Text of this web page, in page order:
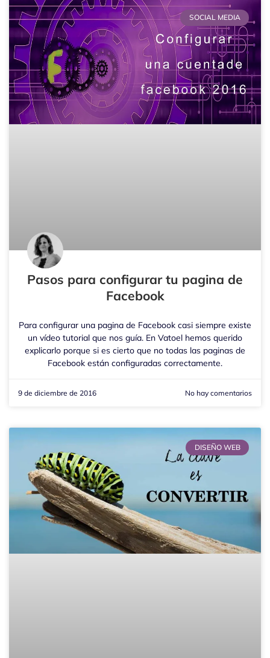
SOCIAL MEDIA
Pasos para configurar tu pagina de
Facebook
Para configurar una pagina de Facebook casi siempre existe
un vídeo tutorial que nos guía. En Vatoel hemos querido
explicarlo porque si es cierto que no todas las paginas de
Facebook están configuradas correctamente.
9 de diciembre de 2016 No hay comentarios
DISEÑO WEB